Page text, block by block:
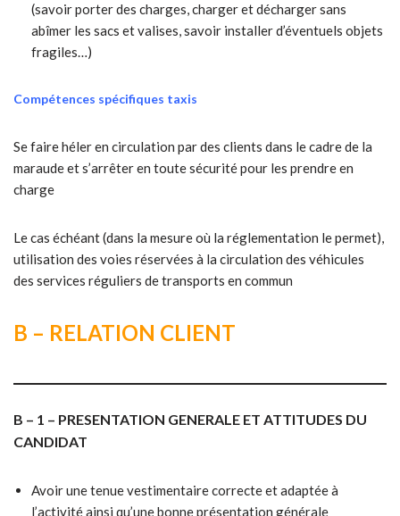
(savoir porter des charges, charger et décharger sans
abîmer les sacs et valises, savoir installer d’éventuels objets
fragiles…)
Compétences spécifiques taxis
Se faire héler en circulation par des clients dans le cadre de la
maraude et s’arrêter en toute sécurité pour les prendre en
charge
Le cas échéant (dans la mesure où la réglementation le permet),
utilisation des voies réservées à la circulation des véhicules
des services réguliers de transports en commun
B – RELATION CLIENT
B – 1 – PRESENTATION GENERALE ET ATTITUDES DU
CANDIDAT
Avoir une tenue vestimentaire correcte et adaptée à
l’activité ainsi qu’une bonne présentation générale